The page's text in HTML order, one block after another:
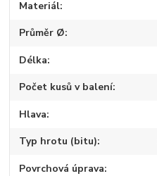
Materiál
Průměr Ø
Délka
Počet kusů v balení
Hlava
Typ hrotu (bitu)
Povrchová úprava